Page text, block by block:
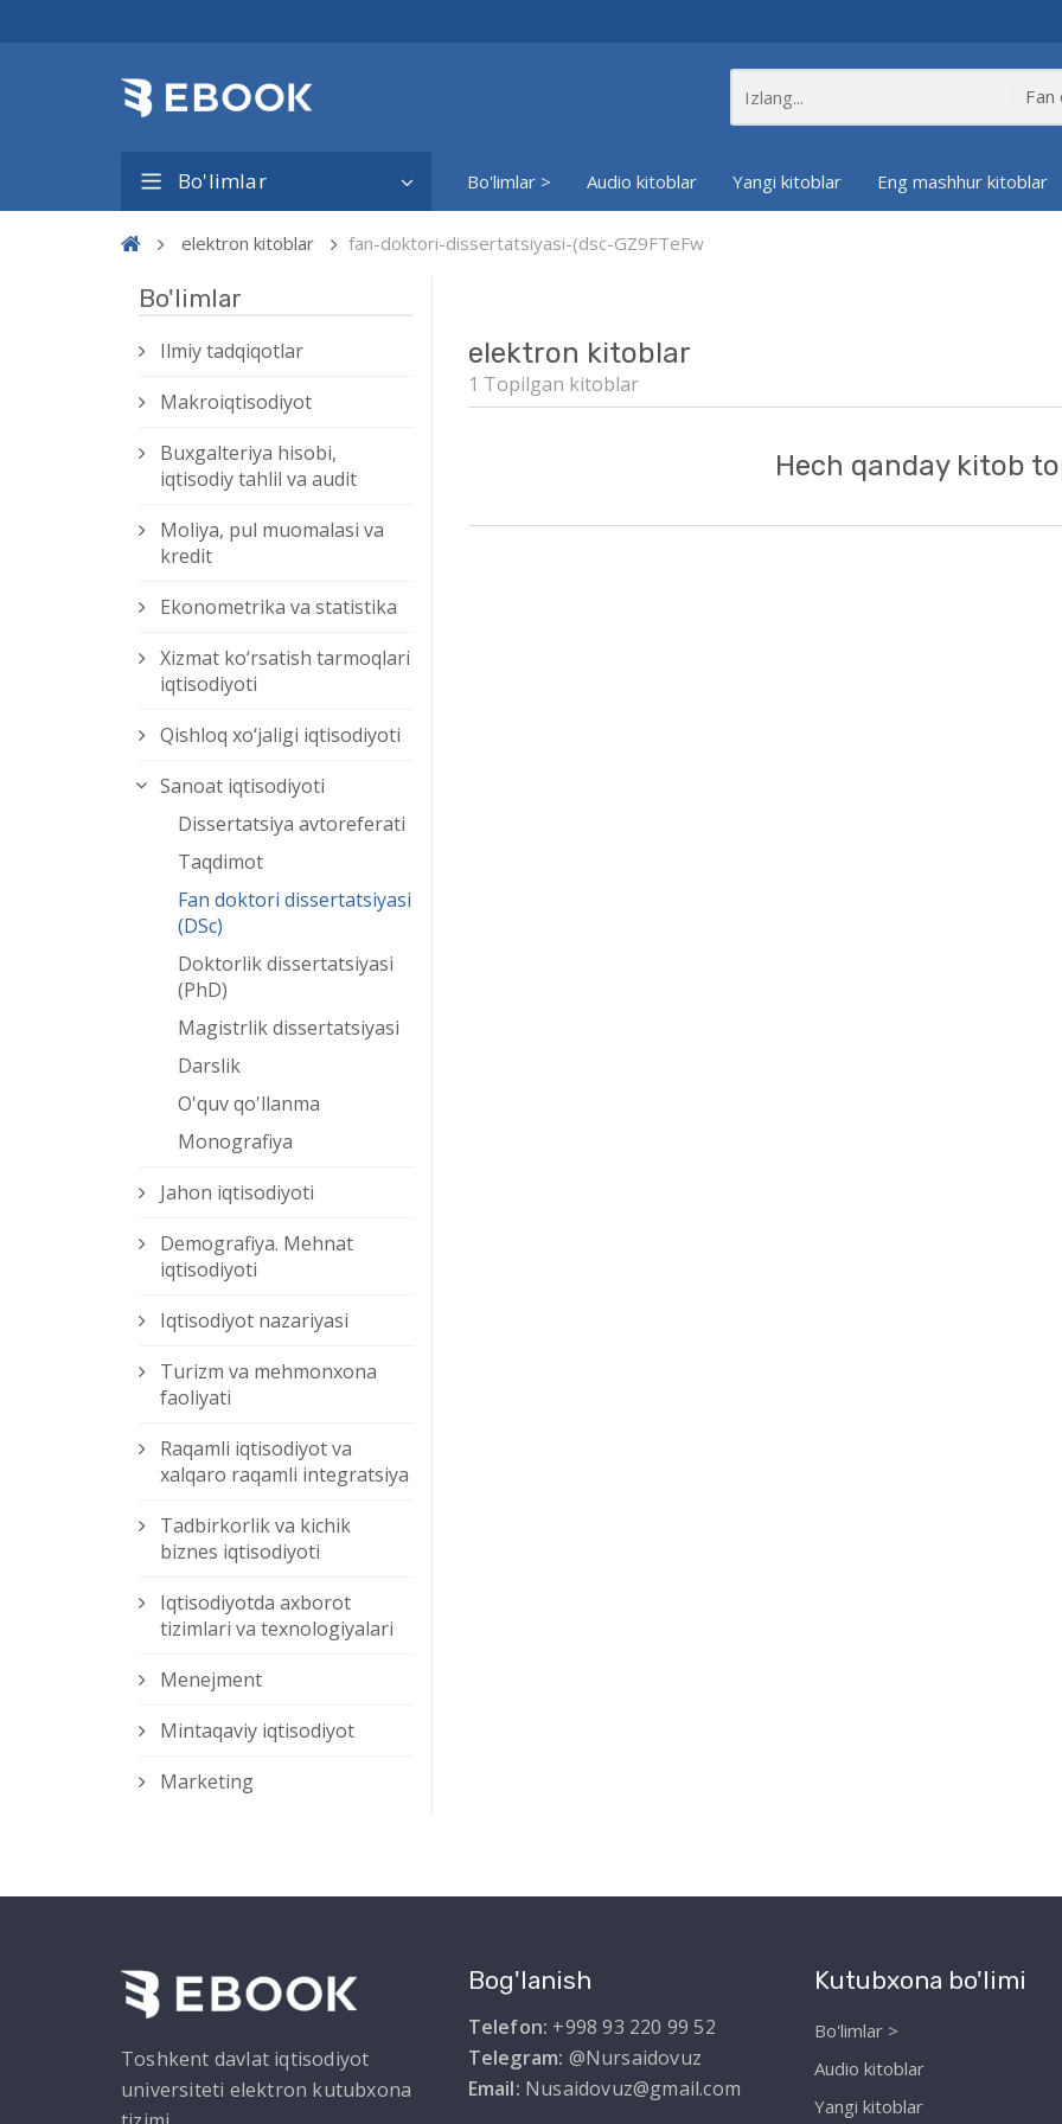
Bo'limlar Bo'limlar > Audio kitoblar Yangi kitoblar Eng mashhur kitoblar
elektron kitoblar fan-doktori-dissertatsiyasi-(dsc-GZ9FTeFw
Bo'limlar
Ilmiy tadqiqotlar
Makroiqtisodiyot
Buxgalteriya hisobi,
iqtisodiy tahlil va audit
Moliya, pul muomalasi va
kredit
Ekonometrika va statistika
Xizmat kо‘rsatish tarmoqlari
iqtisodiyoti
Qishloq xо‘jaligi iqtisodiyoti
Sanoat iqtisodiyoti
Dissertatsiya avtoreferati
Taqdimot
Fan doktori dissertatsiyasi
(DSc)
Doktorlik dissertatsiyasi
(PhD)
Magistrlik dissertatsiyasi
Darslik
O'quv qo'llanma
Monografiya
Jahon iqtisodiyoti
Demografiya. Mehnat
iqtisodiyoti
Iqtisodiyot nazariyasi
Turizm va mehmonxona
faoliyati
Raqamli iqtisodiyot va
xalqaro raqamli integratsiya
Tadbirkorlik va kichik
biznes iqtisodiyoti
Iqtisodiyotda axborot
tizimlari va texnologiyalari
Menejment
Mintaqaviy iqtisodiyot
Marketing
elektron kitoblar
1 Topilgan kitoblar
Hech qanday kitob
Toshkent davlat iqtisodiyot
universiteti elektron kutubxona
Bog'lanish
Telefon: +998 93 220 99 52
Telegram: @Nursaidovuz
Email: Nusaidovuz@gmail.com
Kutubxona bo'limi
Bo'limlar >
Audio kitoblar
Yangi kitoblar